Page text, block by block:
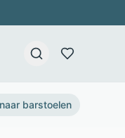
barstoelen